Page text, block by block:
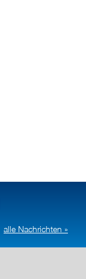
alle Nachrichten »